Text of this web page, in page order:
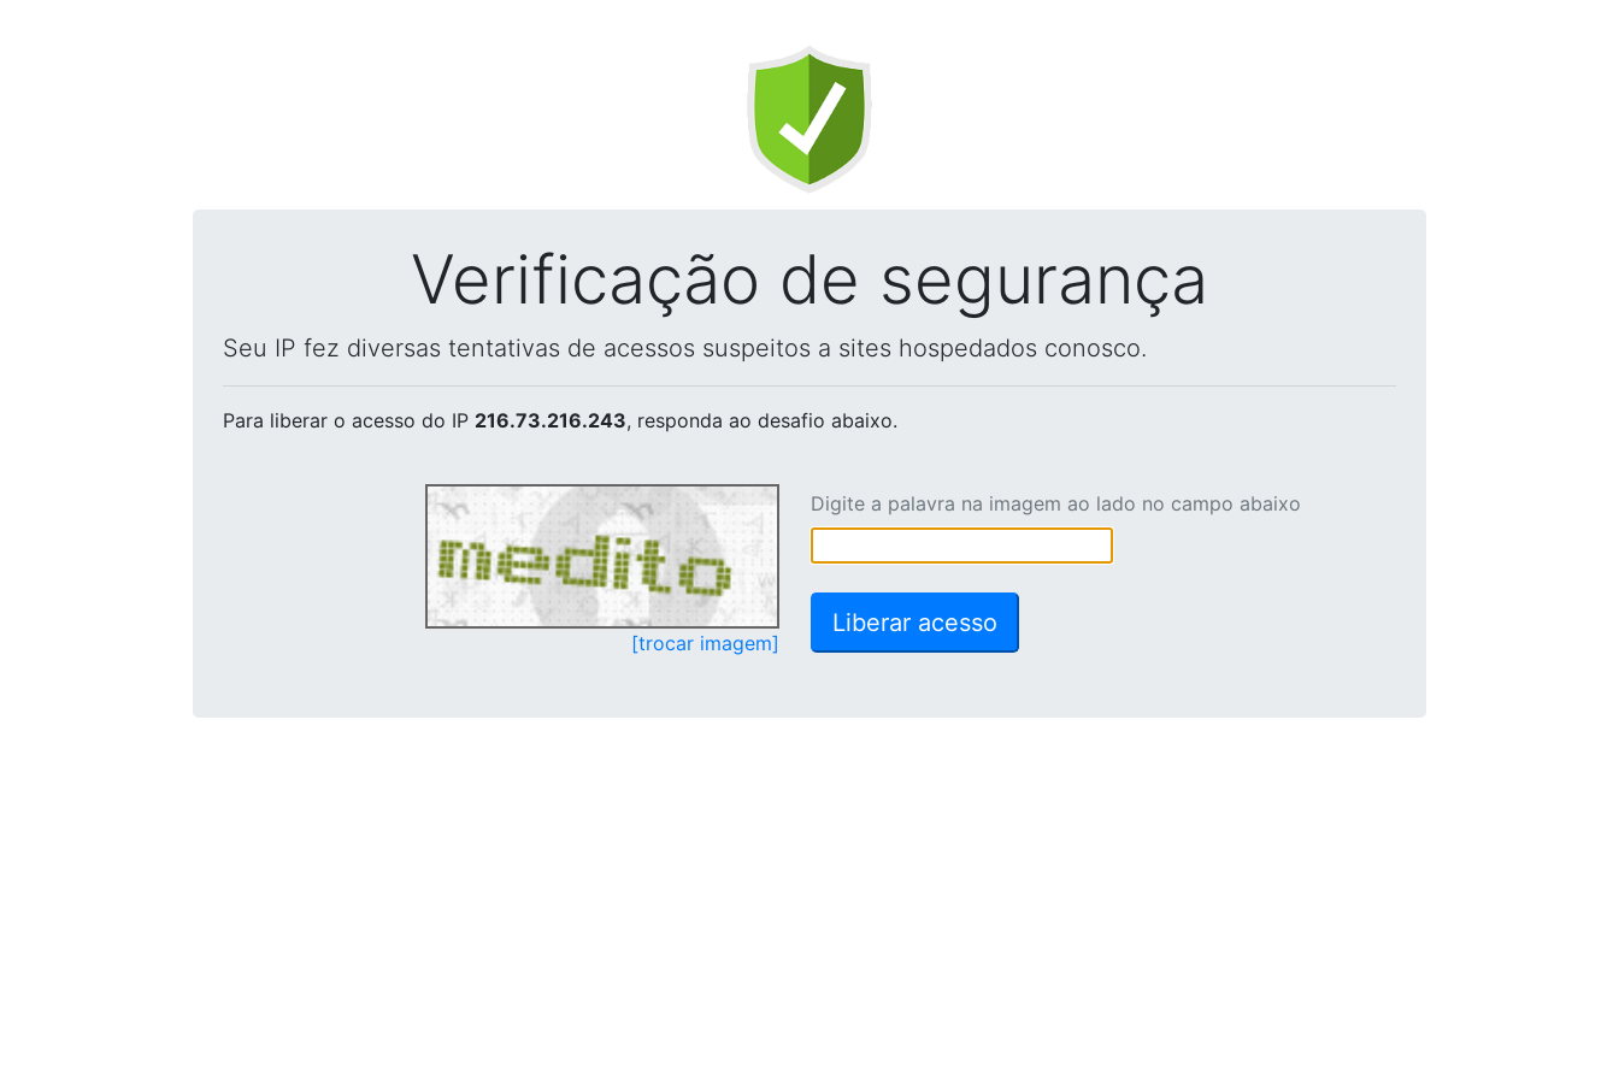
Verificação de segurança
Seu IP fez diversas tentativas de acessos suspeitos a sites hospedados conosco.
Para liberar o acesso do IP 216.73.216.243, responda ao desafio abaixo.
[trocar imagem]
Digite a palavra na imagem ao lado no campo abaixo